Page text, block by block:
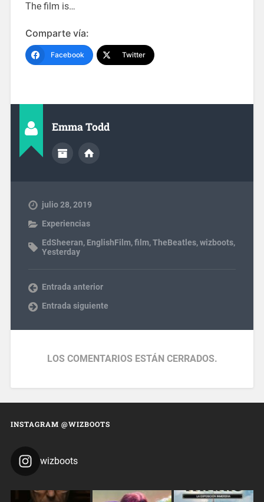
The film is…
Comparte vía:
Facebook Twitter
Emma Todd
julio 28, 2019
Experiencias
EdSheeran, EnglishFilm,film,TheBeatles,wizboots,
Yesterday
Entrada anterior
Entrada siguiente
LOS COMENTARIOS ESTÁN CERRADOS.
INSTAGRAM @WIZBOOTS
wizboots